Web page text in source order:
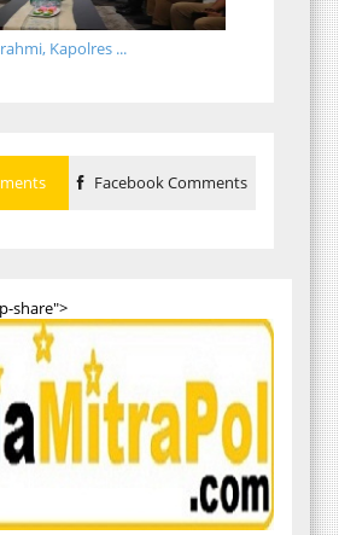
Kapolres ...
Facebook Comments
share">